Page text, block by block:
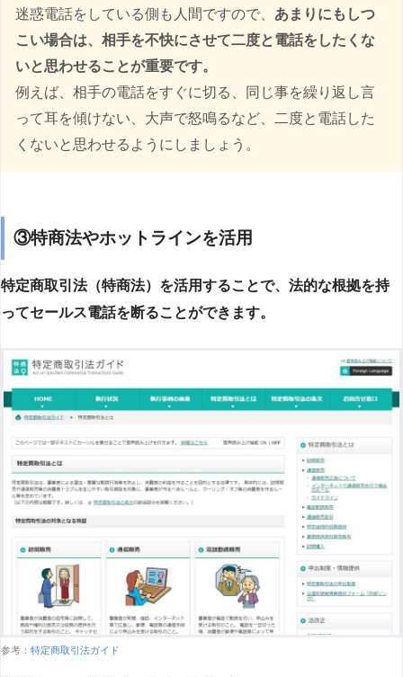
迷惑電話をしている側も人間ですので、 あまりにもしつ
こい場合は、相手を不快にさせて二度と電話をしたくな
いと思わせることが重要です。
例えば、相手の電話をすぐに切る、同じ事を繰り返し言
って耳を傾けない、大声で怒鳴るなど、二度と電話した
くないと思わせるようにしましょう。
③特商法やホットラインを活用
特定商取引法（特商法）を活用することで、法的な根拠を持
ってセールス電話を断ることができます。
参考： 特定商取引法ガイド